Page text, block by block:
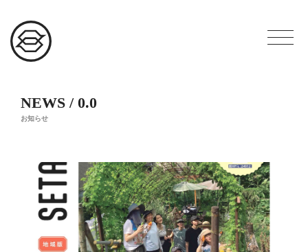
NEWS / 0.0
お知らせ